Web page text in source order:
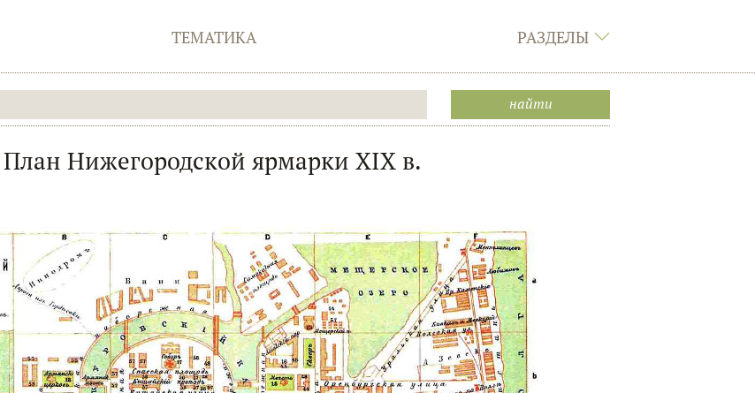
ТЕМАТИКА РАЗДЕЛЫ
План Нижегородской ярмарки XIX в.